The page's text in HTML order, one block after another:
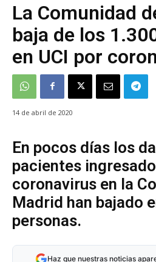
La Comunidad
baja de los
en UCI por
14 de abril de 2020
En pocos días los
pacientes
coronavirus en la
Madrid han bajado
personas.
Haz que nuestras noticias